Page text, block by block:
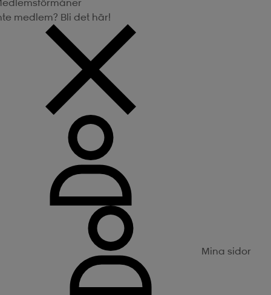
medlem? Bli det här!
Mina sidor